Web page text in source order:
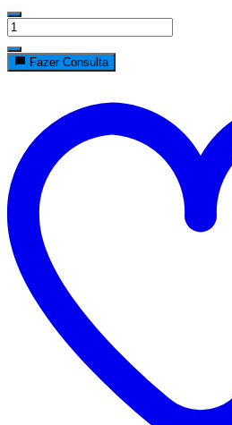
Olhos
Robótica
castanho
quantity
Fazer Consulta